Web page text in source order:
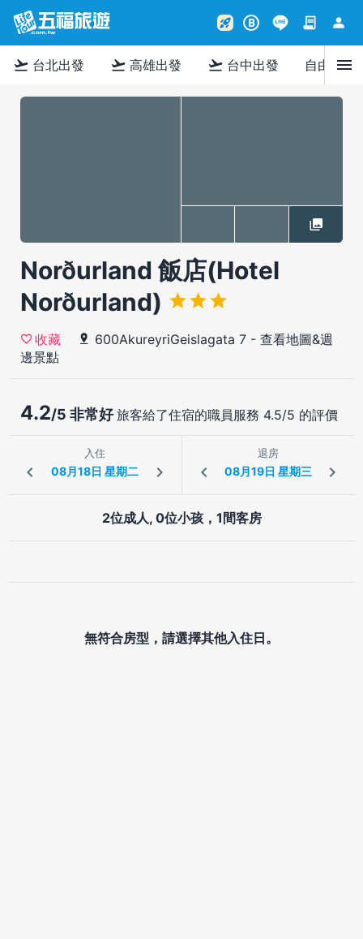
rocket_launch B contract person
flight_takeoff 台北出發 flight_takeoff 高雄出發 flight_takeoff 台中出發 自由行menu
Norðurland 飯店(Hotel
Norðurland)
收藏 600AkureyriGeislagata 7 - 查看地圖&週
邊景點
4.2/5 非常好旅客給了住宿的職員服務 4.5/5 的評價
入住 退房
2位成人, 0位小孩，1間客房
無符合房型，請選擇其他入住日。